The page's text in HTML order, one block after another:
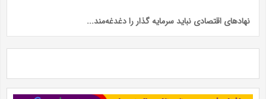
نهاد‌های اقتصادی نباید سرمایه گذار را دغدغه‌مند...